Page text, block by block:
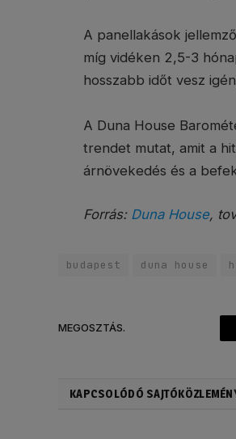
A panellakások
míg vidéken 2,5-3
hosszabb időt vesz
A Duna House
trendet mutat, amit a
árnövekedés és a
Forrás: Duna House,
budapest duna house
MEGOSZTÁS.
KAPCSOLÓDÓ